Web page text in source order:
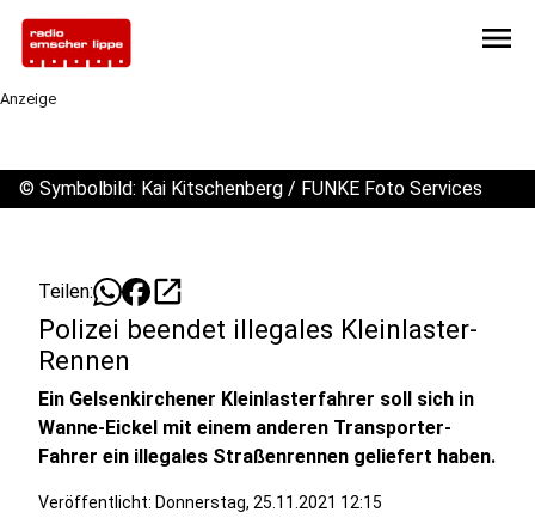
menu
Anzeige
© Symbolbild: Kai Kitschenberg / FUNKE Foto Services
Teilen: open_in_new
Polizei beendet illegales Kleinlaster-
Rennen
Ein Gelsenkirchener Kleinlasterfahrer soll sich in
Wanne-Eickel mit einem anderen Transporter-
Fahrer ein illegales Straßenrennen geliefert haben.
Veröffentlicht: Donnerstag, 25.11.2021 12:15